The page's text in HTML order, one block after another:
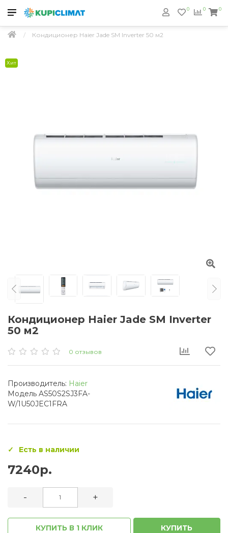
0
0 0
Кондиционер Haier Jade SM Inverter 50 м2
Хит
Кондиционер Haier Jade SM Inverter
50 м2
0 отзывов
Производитель: Haier
Модель AS50S2SJ3FA-
W/1U50JEC1FRA
Есть в наличии
7240р.
- +
КУПИТЬ В 1 КЛИК КУПИТЬ